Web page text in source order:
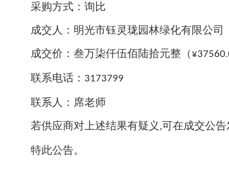
采购方式：询比
成交人： 明光市钰灵珑园林绿化有限公司
成交价：叁万柒仟伍佰陆拾元整（¥3756
联系电话： 3173799
联系人： 席老师
若供应商对上述结果有疑义 ,可在成交公
特此公告。